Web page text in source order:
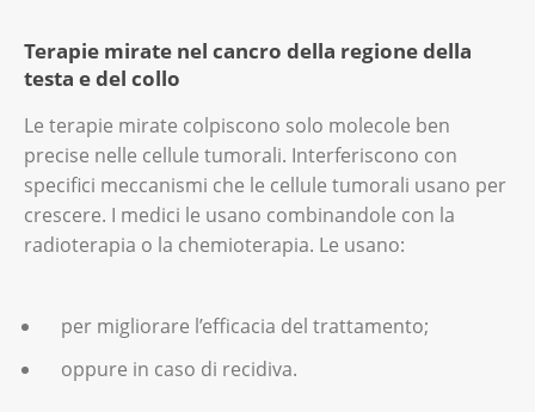
il tipo di tumore che Lei ha;
quanto è avanzato;
i farmaci che sta assumendo;
come il Suo corpo reagisce al
trattamento;
La durata totale dei cicli di chemioterapia è
normalmente di 6-9 settimane. Tuttavia, può
collaterali. La loro intensità e durata variano
da persona a persona. I principali sono:
perdita di capelli;
nausea;
stanchezza;
alterazioni o infiammazioni della pelle e
alterazione del gusto.
Terapie mirate nel cancro della regione della
testa e del collo
Le terapie mirate colpiscono solo molecole ben
precise nelle cellule tumorali. Interferiscono con
specifici meccanismi che le cellule tumorali usano per
crescere. I medici le usano combinandole con la
radioterapia o la chemioterapia. Le usano:
per migliorare l’efficacia del trattamento;
oppure in caso di recidiva.